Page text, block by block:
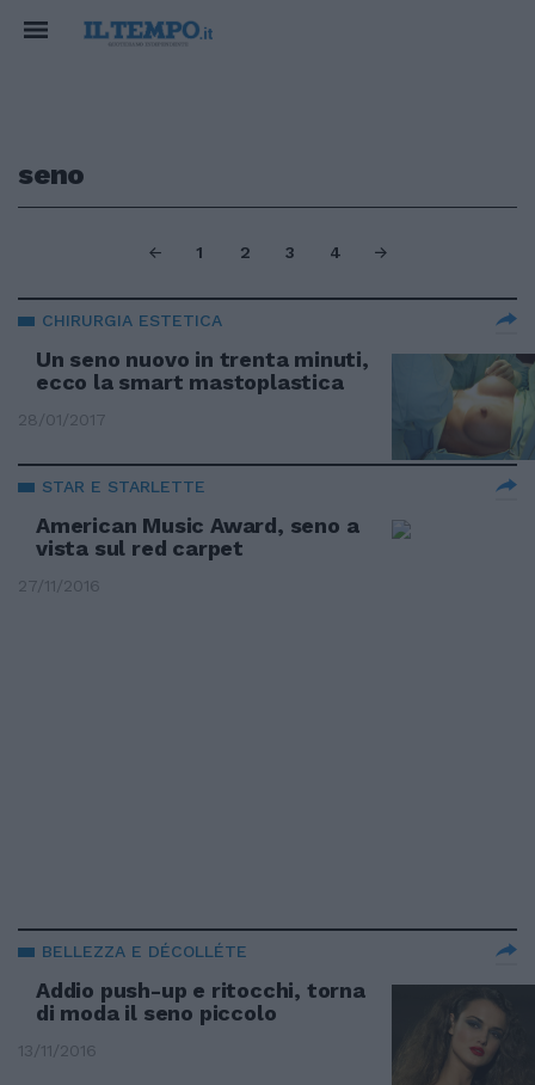
seno
1 2 3 4
CHIRURGIA ESTETICA
Un seno nuovo in trenta minuti,
ecco la smart mastoplastica
28/01/2017
STAR E STARLETTE
American Music Award, seno a
vista sul red carpet
27/11/2016
BELLEZZA E DÉCOLLÉTE
Addio push-up e ritocchi, torna
di moda il seno piccolo
13/11/2016